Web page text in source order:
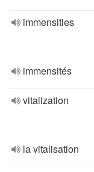
immensities
immensités
vitalization
la vitalisation